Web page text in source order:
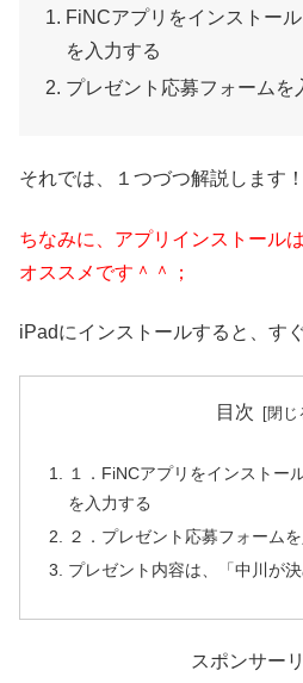
FiNCアプリをインストー
を入力する
プレゼント応募フォームを
それでは、１つづつ解説します！
ちなみに、アプリインストール
オススメです＾＾；
iPadにインストールすると、す
目次
１．FiNCアプリをインストー
を入力する
２．プレゼント応募フォーム
プレゼント内容は、「中川が決
スポンサー